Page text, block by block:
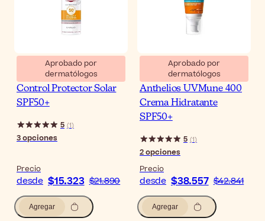
Aprobado por
dermatólogos
Eucerin Sun Pigment
Control Protector Solar
SPF50+
5 (1)
3opciones
Precio
desde $15.323 $21.890
Agregar
Aprobado por
dermatólogos
La Roche-Posay
Anthelios UVMune 400
Crema Hidratante
SPF50+
5 (1)
2opciones
Precio
desde $38.557 $42.841
Agregar